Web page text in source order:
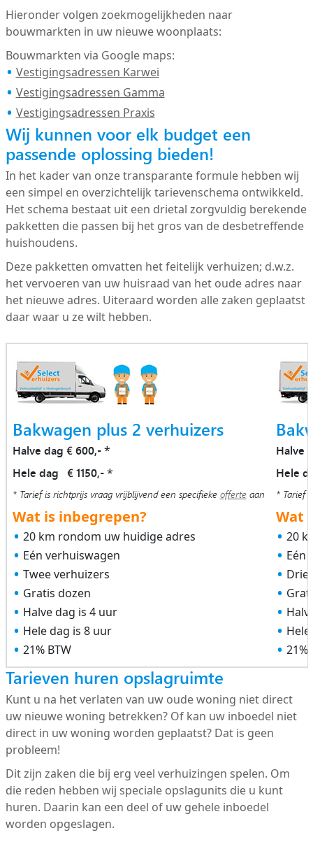
Hieronder volgen zoekmogelijkheden naar
bouwmarkten in uw nieuwe woonplaats:
Bouwmarkten via Google maps:
Vestigingsadressen Karwei
Vestigingsadressen Gamma
Vestigingsadressen Praxis
Wij kunnen voor elk budget een
passende oplossing bieden!
In het kader van onze transparante formule hebben wij
een simpel en overzichtelijk tarievenschema ontwikkeld.
Het schema bestaat uit een drietal zorgvuldig berekende
pakketten die passen bij het gros van de desbetreffende
huishoudens.
Deze pakketten omvatten het feitelijk verhuizen; d.w.z.
het vervoeren van uw huisraad van het oude adres naar
het nieuwe adres. Uiteraard worden alle zaken geplaatst
daar waar u ze wilt hebben.
Bakwagen plus 2 verhuizers
Halve dag € 600,-*
Hele dag € 1150,-*
* Tarief is richtprijs vraag vrijblijvend een specifieke offerteaan
Wat is inbegrepen?
20 km rondom uw huidige adres
Eén verhuiswagen
Twee verhuizers
Gratis dozen
Halve dag is 4 uur
Hele dag is 8 uur
21% BTW
Halve
Hele
* Tarief
Wat
20
Eén
Drie
21%
Tarieven huren opslagruimte
Kunt u na het verlaten van uw oude woning niet direct
uw nieuwe woning betrekken? Of kan uw inboedel niet
direct in uw woning worden geplaatst? Dat is geen
probleem!
Dit zijn zaken die bij erg veel verhuizingen spelen. Om
die reden hebben wij speciale opslagunits die u kunt
huren. Daarin kan een deel of uw gehele inboedel
worden opgeslagen.